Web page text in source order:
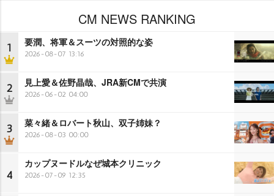
CM NEWS RANKING
1 要潤、将軍＆スーツの対照的な姿
2026-08-07 13:16
2 見上愛＆佐野晶哉、JRA新CMで共演
2026-06-02 04:00
3 菜々緒＆ロバート秋山、双子姉妹？
2026-08-03 00:00
4
カップヌードルなぜ城本クリニック
2026-07-09 12:35